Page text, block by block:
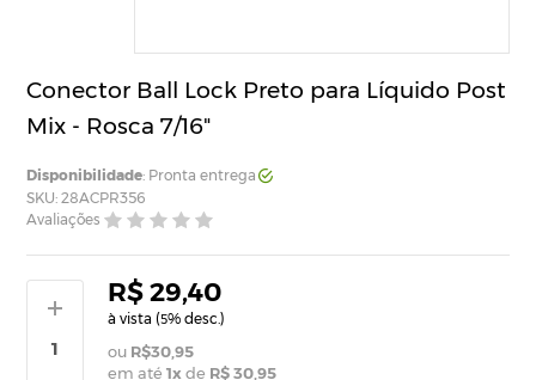
Conector Ball Lock Preto para Líquido Post
Mix - Rosca 7/16"
Disponibilidade: Pronta entrega
SKU: 28ACPR356
Avaliações
R$ 29,40
à vista (5% desc.)
R$30,95
em até1x de R$ 30,95